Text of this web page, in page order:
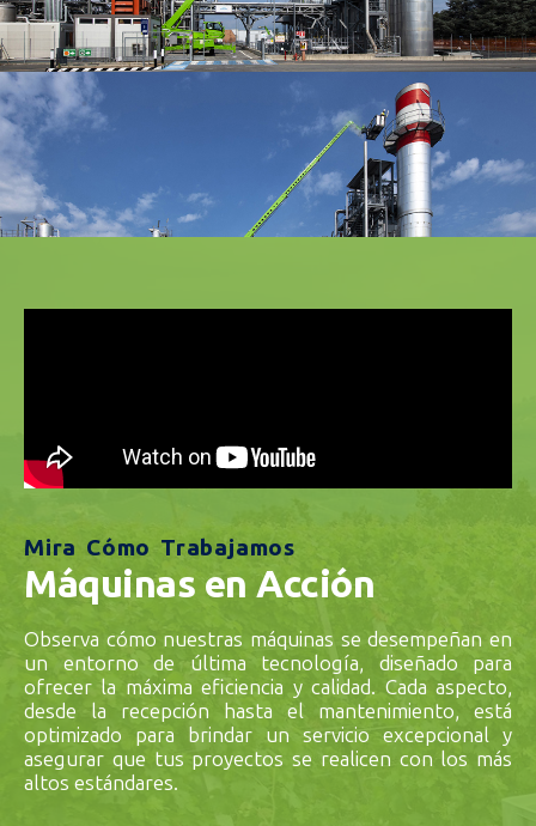
Mira Cómo Trabajamos
Máquinas en Acción
Observa cómo nuestras máquinas se desempeñan en
un entorno de última tecnología, diseñado para
ofrecer la máxima eficiencia y calidad. Cada aspecto,
desde la recepción hasta el mantenimiento, está
optimizado para brindar un servicio excepcional y
asegurar que tus proyectos se realicen con los más
altos estándares.